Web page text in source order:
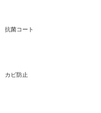
抗菌コート
カビ防止